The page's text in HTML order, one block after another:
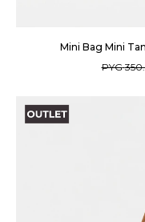
Mini Bag Mini
PYG